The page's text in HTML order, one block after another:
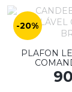
-20%
PLAFON